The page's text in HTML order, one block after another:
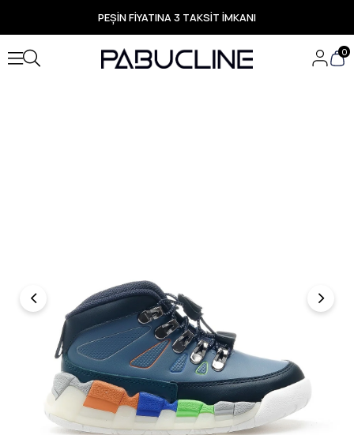
PEŞİN FİYATINA 3 TAKSİT İMKANI
TÜM ÜRÜNLERDE ÜCRETSİZ KARGO
Yeni Sezon Ürünlerde Özel Fırsatlar
Seçili Ürünlerde Hızlı Teslimat
0